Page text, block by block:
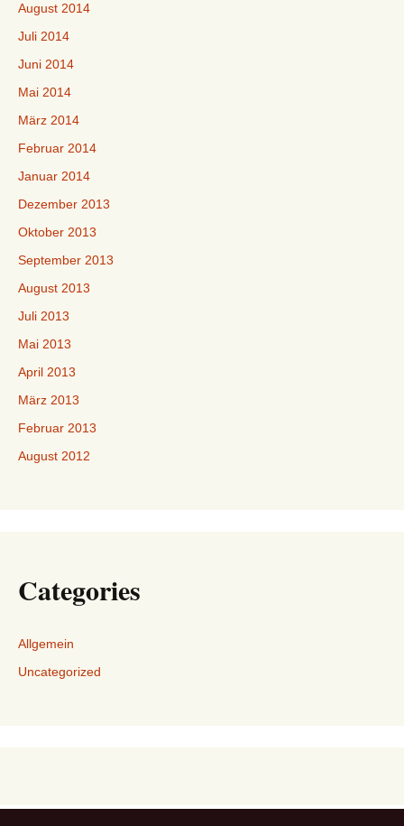
August 2014
Juli 2014
Juni 2014
Mai 2014
März 2014
Februar 2014
Januar 2014
Dezember 2013
Oktober 2013
September 2013
August 2013
Juli 2013
Mai 2013
April 2013
März 2013
Februar 2013
August 2012
Categories
Allgemein
Uncategorized